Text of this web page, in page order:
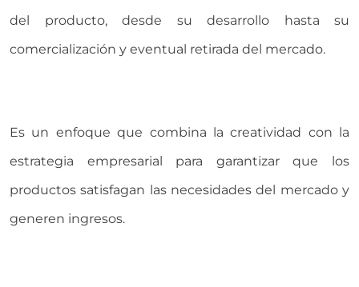
del producto, desde su desarrollo hasta su
comercialización y eventual retirada del mercado.
Es un enfoque que combina la creatividad con la
estrategia empresarial para garantizar que los
productos satisfagan las necesidades del mercado y
generen ingresos.